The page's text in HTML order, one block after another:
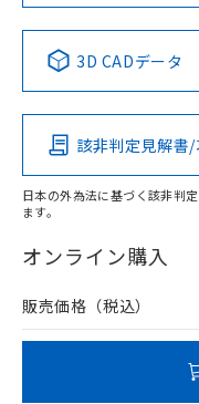
負荷電流-周囲温度定格
Pb Hg
O
在庫等で未対応品が
問い合わせください。
No No
こ
その他の認証
3D CADデータ
該非判定見解書
日本の外為法に基づく該非判
ます。
オンライン購入
販売価格（税込）